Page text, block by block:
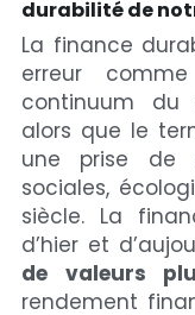
durabilité de
La finance
erreur
continuum du
alors que le
une prise de
sociales,
siècle. La
d’hier et
de valeurs